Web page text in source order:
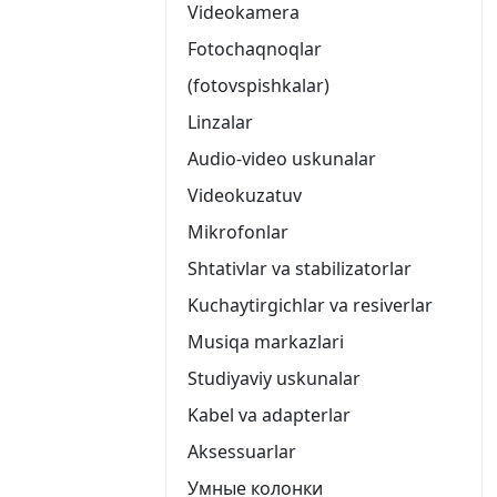
Videokamera
Fotochaqnoqlar
(fotovspishkalar)
Linzalar
Audio-video uskunalar
Videokuzatuv
Mikrofonlar
Shtativlar va stabilizatorlar
Kuchaytirgichlar va resiverlar
Musiqa markazlari
Studiyaviy uskunalar
Kabel va adapterlar
Aksessuarlar
Умные колонки